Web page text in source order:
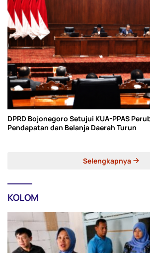
DPRD Bojonegoro Setujui KUA-PPAS
Pendapatan dan Belanja Daerah Turun
Selengkapnya
KOLOM